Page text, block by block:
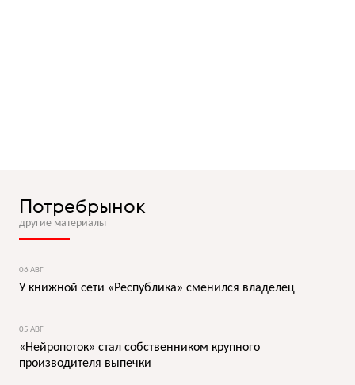
Потребрынок
другие материалы
06 АВГ
У книжной сети «Республика» сменился владелец
05 АВГ
«Нейропоток» стал собственником крупного
производителя выпечки